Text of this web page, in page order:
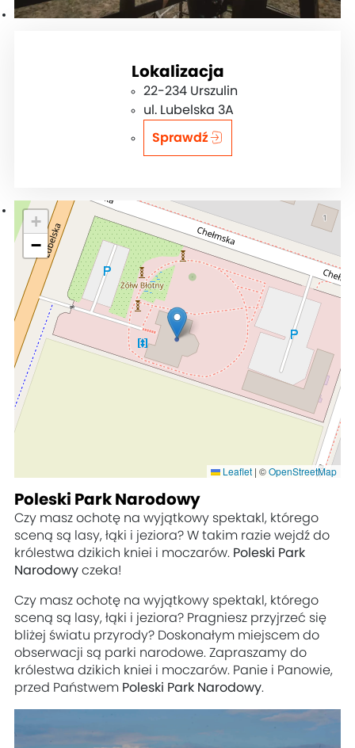
+
−
Leaflet | ©OpenStreetMap
Lokalizacja
22-234 Urszulin
ul. Lubelska 3A
Sprawdź
Poleski Park Narodowy
Czy masz ochotę na wyjątkowy spektakl, którego
sceną są lasy, łąki i jeziora? W takim razie wejdź do
królestwa dzikich kniei i moczarów. Poleski Park
Narodowy czeka!
Czy masz ochotę na wyjątkowy spektakl, którego
sceną są lasy, łąki i jeziora? Pragniesz przyjrzeć się
bliżej światu przyrody? Doskonałym miejscem do
obserwacji są parki narodowe. Zapraszamy do
królestwa dzikich kniei i moczarów. Panie i Panowie,
przed Państwem Poleski Park Narodowy.